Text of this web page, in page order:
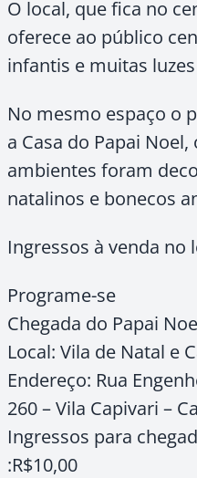
O local, que fica no
oferece ao público
infantis e muitas
No mesmo espaço o
a Casa do Papai
ambientes foram
natalinos e bonecos
Ingressos à venda no
Programe-se
Chegada do Papai
Local: Vila de Natal e
Endereço: Rua
260 – Vila Capivari –
Ingressos para
:R$10,00